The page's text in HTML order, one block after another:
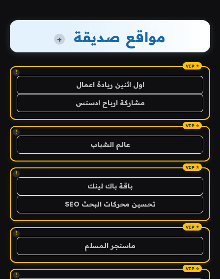
مواقع صديقة +
!
اول اثنين ريادة اعمال
مشاركة ارباح ادسنس
!
عالم الشباب
!
باقة باك لينك
تحسين محركات البحث SEO
!
ماسنجر المسلم
!